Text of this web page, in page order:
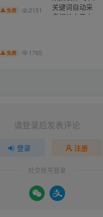
免费 2151
免费 1765
请登录后发表评论
登录 注册
社交账号登录